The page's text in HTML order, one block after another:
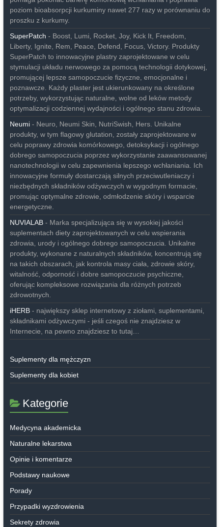
poziom bioabsorpcji kurkuminy nawet 277 razy w porównaniu do
proszku z kurkumy.
SuperPatch - Boost, Lumi, Rocket, Joy, Kick It, Freedom,
Liberty, Ignite, Rem, Peace, Defend, Focus, Victory. Produkty
SuperPatch to innowacyjne plastry zaprojektowane w celu
stymulacji układu nerwowego za pomocą technologii dotykowej,
promującej lepsze samopoczucie fizyczne, emocjonalne i
poznawcze. Każdy plaster jest ukierunkowany na określone
potrzeby, wykorzystując naturalne, wolne od leków metody
optymalizacji codziennej wydajności i ogólnego stanu zdrowia.
Neumi- Neuro, Neumi Skin, NutriSwish, Hers. Unikalne
produkty, w tym flagowy glutation, zostały zaprojektowane w
celu poprawy zdrowia komórkowego, detoksykacji i ogólnego
dobrego samopoczucia poprzez wykorzystanie zaawansowanej
nanotechnologii w celu zapewnienia lepszego wchłaniania. Ich
innowacyjne formuły dostarczają silnych przeciwutleniaczy i
niezbędnych składników odżywczych w wygodnym formacie,
promując optymalne zdrowie, odmłodzenie skóry i wsparcie
energetyczne.
NUVIALAB- Marka specjalizująca się w wysokiej jakości
suplementach diety zaprojektowanych w celu wspierania
zdrowia, urody i ogólnego dobrego samopoczucia. Unikalne
produkty, wykonane z naturalnych składników, koncentrują się
na takich obszarach, jak kontrola masy ciała, zdrowie skóry,
witalność, odporność i dobre samopoczucie psychiczne,
oferując kompleksowe rozwiązania dla różnych potrzeb
zdrowotnych.
iHERB- największy sklep internetowy z ziołami, suplementami,
składnikami odżywczymi - jeśli czegoś nie znajdziesz w
Internecie, na pewno znajdziesz to tutaj…
Suplementy dla mężczyzn
Suplementy dla kobiet
Kategorie
Medycyna akademicka
Naturalne lekarstwa
Opinie i komentarze
Podstawy naukowe
Porady
Przypadki wyzdrowienia
Sekrety zdrowia